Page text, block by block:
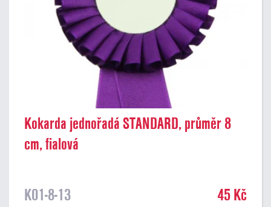
Kokarda jednořadá STANDARD, průměr 8
cm, fialová
K01-8-13 45 Kč